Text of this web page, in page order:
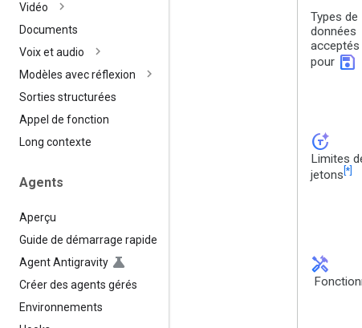
Vidéo
Documents
Voix et audio
Modèles avec réflexion
Sorties structurées
Appel de fonction
Long contexte
Agents
Aperçu
Guide de démarrage rapide
Agent Antigravity
Créer des agents gérés
Environnements
Types de
données
acceptés
pour save
token_auto
Limites
jetons [*]
handyman